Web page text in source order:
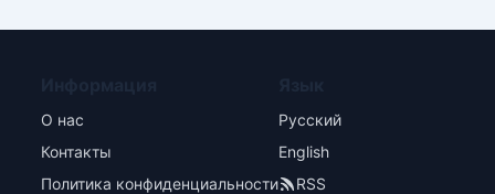
О нас
Контакты
Политика конфиденциальности
Русский
English
RSS